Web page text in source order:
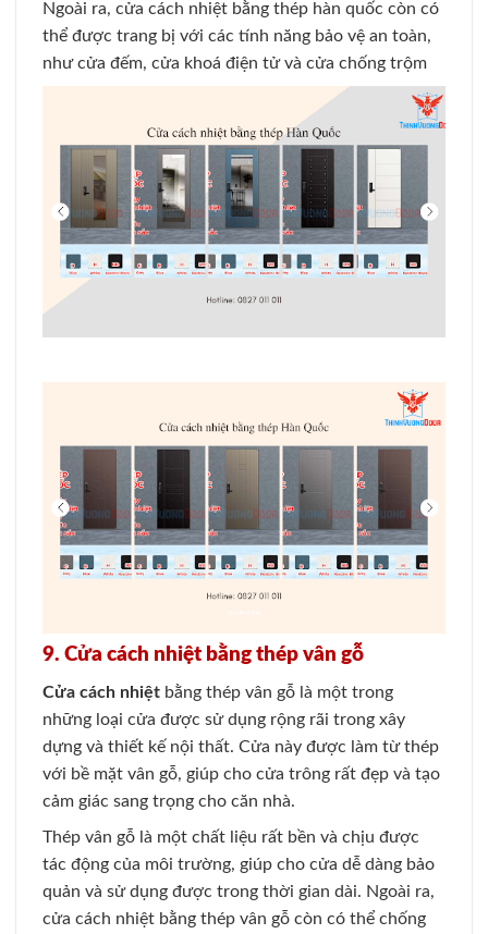
Ngoài ra, cửa cách nhiệt bằng thép hàn quốc còn có
thể được trang bị với các tính năng bảo vệ an toàn,
như cửa đếm, cửa khoá điện tử và cửa chống trộm
9. Cửa cách nhiệt bằng thép vân gỗ
Cửa cách nhiệt bằng thép vân gỗ là một trong
những loại cửa được sử dụng rộng rãi trong xây
dựng và thiết kế nội thất. Cửa này được làm từ thép
với bề mặt vân gỗ, giúp cho cửa trông rất đẹp và tạo
cảm giác sang trọng cho căn nhà.
Thép vân gỗ là một chất liệu rất bền và chịu được
tác động của môi trường, giúp cho cửa dễ dàng bảo
quản và sử dụng được trong thời gian dài. Ngoài ra,
cửa cách nhiệt bằng thép vân gỗ còn có thể chống